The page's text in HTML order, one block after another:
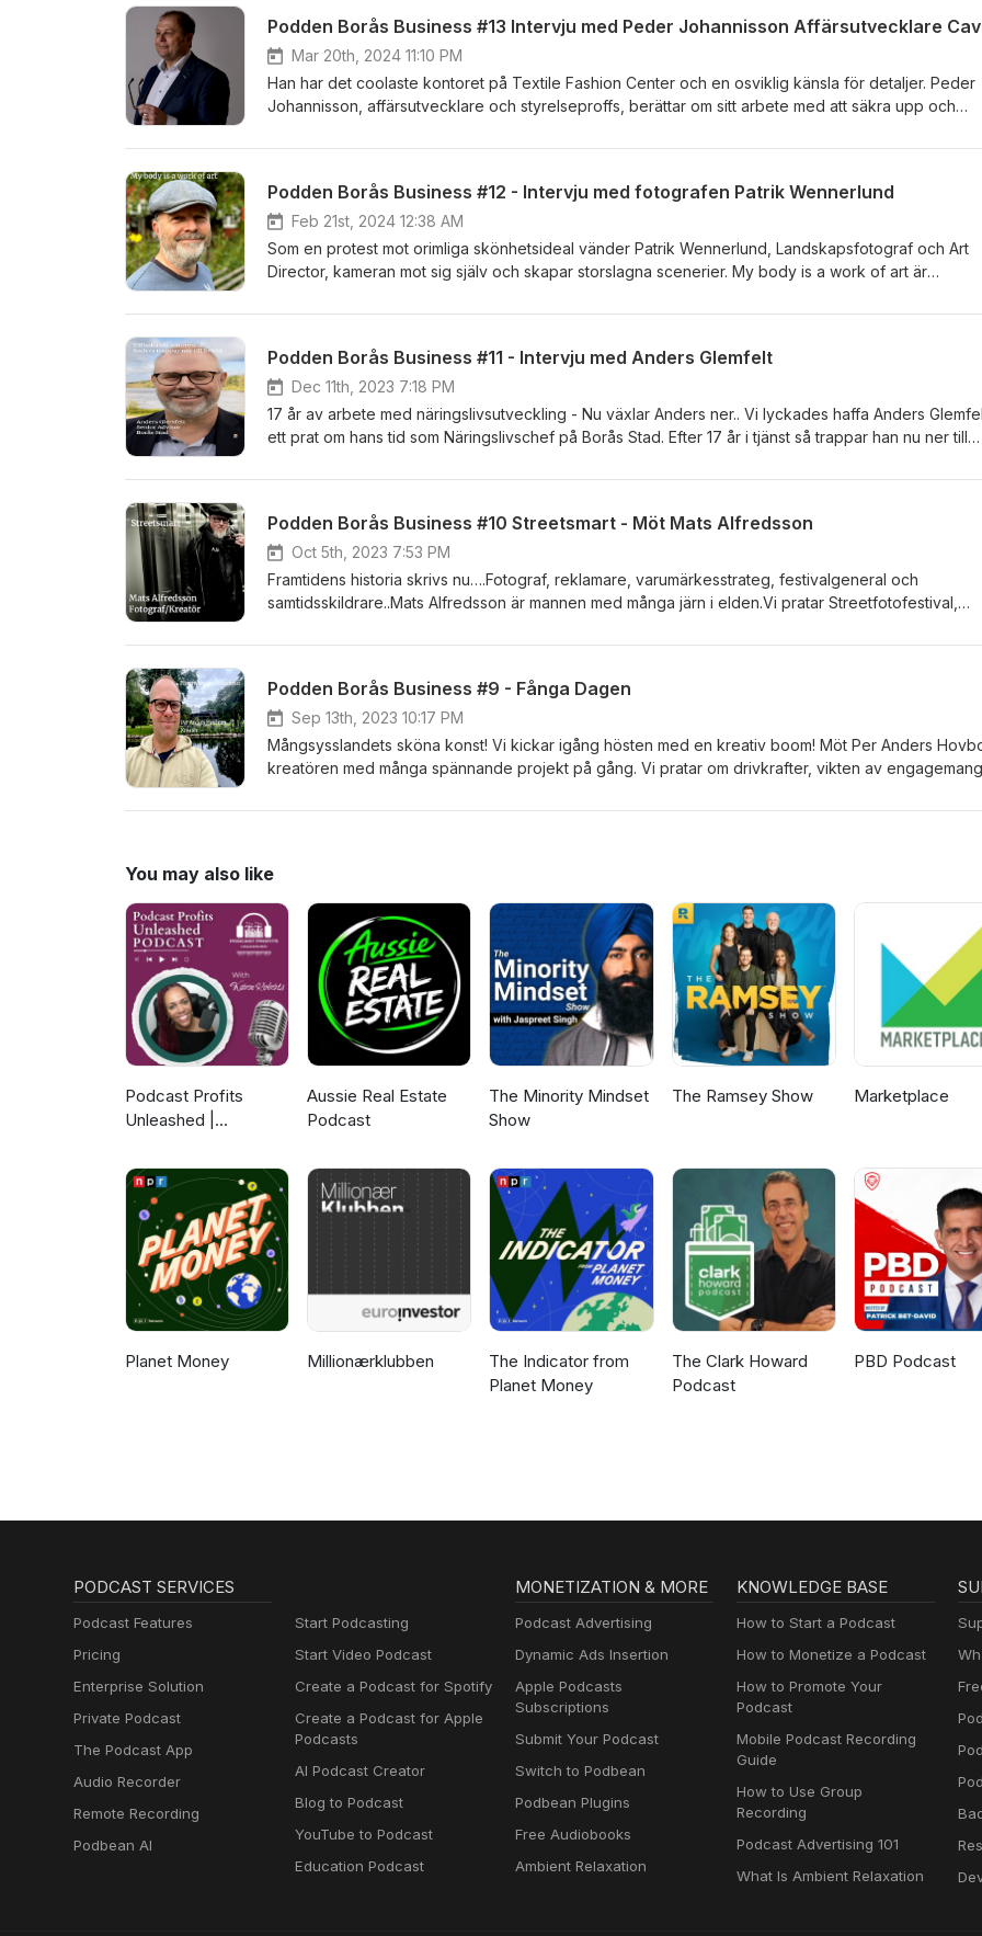
Mar 20th, 2024 11:10 PM
Han har det coolaste kontoret på Textile Fashion Center och en osviklig känsla för detaljer. Peder
Johannisson, affärsutvecklare och styrelseproffs, berättar om sitt arbete med att säkra upp och
kärleken till Italien, engagemang som drivkraft och uppdraget som oväntat skapade rubriker och
Podden Borås Business #12 - Intervju med fotografen Patrik Wennerlund
Feb 21st, 2024 12:38 AM
Som en protest mot orimliga skönhetsideal vänder Patrik Wennerlund, Landskapsfotograf och Art
Director, kameran mot sig själv och skapar storslagna scenerier. My body is a work of art är
och syfte Programledare: Patrik Wermelin
Podden Borås Business #11 - Intervju med Anders Glemfelt
Dec 11th, 2023 7:18 PM
17 år av arbete med näringslivsutveckling - Nu växlar Anders ner.. Vi lyckades haffa Anders Glemfelt för
ett prat om hans tid som Näringslivschef på Borås Stad. Efter 17 år i tjänst så trappar han nu ner till
framåt? Anders svarar och förklarar! Programledare: Patrik Wermelin
Podden Borås Business #10 Streetsmart - Möt Mats Alfredsson
Oct 5th, 2023 7:53 PM
Framtidens historia skrivs nu….Fotograf, reklamare, varumärkesstrateg, festivalgeneral och
samtidsskildrare..Mats Alfredsson är mannen med många järn i elden.Vi pratar Streetfotofestival,
på Abecita Popkonst och foto i höst.. Programledare: Patrik Wermelin
Podden Borås Business #9 - Fånga Dagen
Sep 13th, 2023 10:17 PM
Mångsysslandets sköna konst! Vi kickar igång hösten med en kreativ boom! Möt Per Anders Hovbom,
kreatören med många spännande projekt på gång. Vi pratar om drivkrafter, vikten av
You may also like
Podcast Profits
Unleashed |
Client Acquisition
Aussie Real Estate
Podcast
The Minority Mindset
Show
The Ramsey Show Marketplace
Planet Money Millionærklubben
The Indicator from
Planet Money
The Clark Howard
Podcast
PBD Podcast
PODCAST SERVICES
Podcast Features
Pricing
Enterprise Solution
Private Podcast
The Podcast App
Audio Recorder
Remote Recording
Podbean AI
Start Podcasting
Start Video Podcast
Create a Podcast for Spotify
Create a Podcast for Apple
Podcasts
AI Podcast Creator
Blog to Podcast
YouTube to Podcast
Education Podcast
MONETIZATION & MORE
Podcast Advertising
Dynamic Ads Insertion
Apple Podcasts
Subscriptions
Submit Your Podcast
Switch to Podbean
Podbean Plugins
Free Audiobooks
Ambient Relaxation
KNOWLEDGE BASE
How to Start a Podcast
How to Monetize a Podcast
How to Promote Your
Podcast
Mobile Podcast Recording
Guide
How to Use Group
Recording
Podcast Advertising 101
What Is Ambient Relaxation